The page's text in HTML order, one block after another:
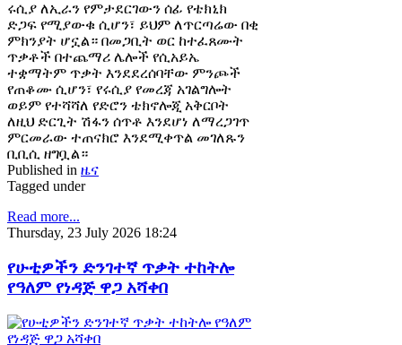
ሩሲያ ለኢራን የምታደርገውን ሰፊ የቴክኒክ
ድጋፍ የሚያውቁ ሲሆን፣ ይህም ለጥርጣሬው በቂ
ምክንያት ሆኗል። በመጋቢት ወር ከተፈጸሙት
ጥቃቶች በተጨማሪ ሌሎች የሲአይኤ
ተቋማትም ጥቃት እንደደረሰባቸው ምንጮች
የጠቆሙ ሲሆን፣ የሩሲያ የመረጃ አገልግሎት
ወይም የተሻሻለ የድሮን ቴክኖሎጂ አቅርቦት
ለዚህ ድርጊት ሽፋን ሰጥቶ እንደሆነ ለማረጋገጥ
ምርመራው ተጠናክሮ እንደሚቀጥል መገለጹን
ቢቢሲ ዘግቧል።
Published in ዜና
Tagged under
Read more...
Thursday, 23 July 2026 18:24
የሁቲዎችን ድንገተኛ ጥቃት ተከትሎ
የዓለም የነዳጅ ዋጋ አሻቀበ